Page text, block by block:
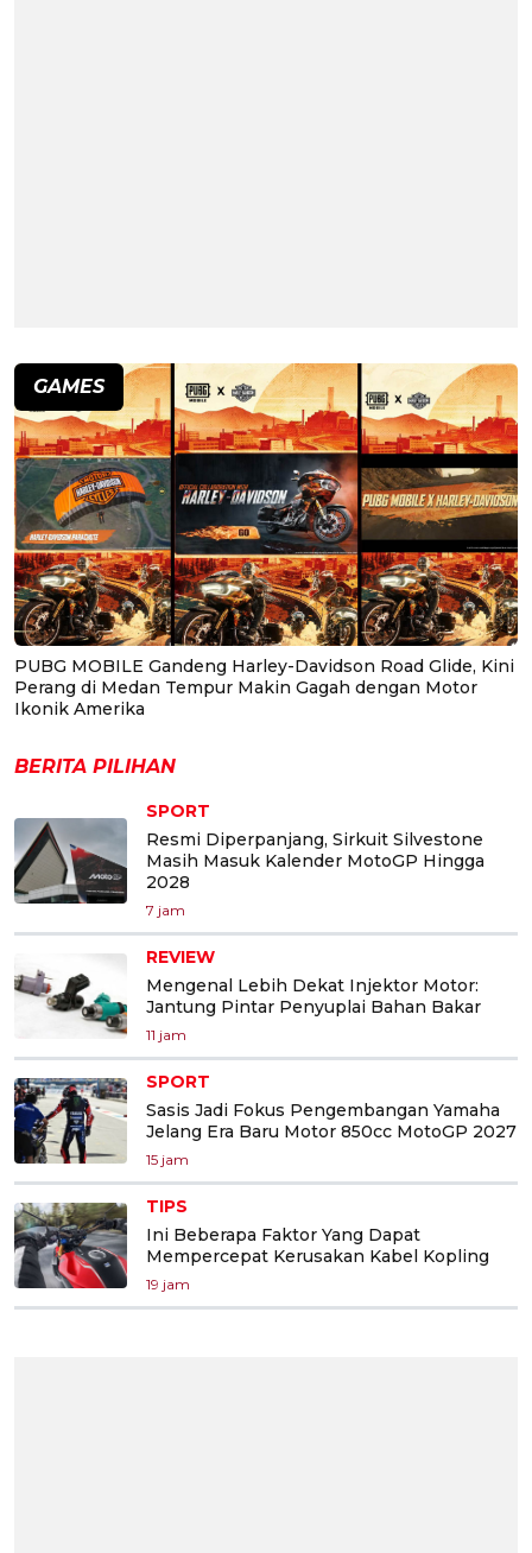
GAMES
PUBG MOBILE Gandeng Harley-Davidson Road Glide, Kini
Perang di Medan Tempur Makin Gagah dengan Motor
Ikonik Amerika
BERITA PILIHAN
SPORT
Resmi Diperpanjang, Sirkuit Silvestone
Masih Masuk Kalender MotoGP Hingga
2028
7 jam
REVIEW
Mengenal Lebih Dekat Injektor Motor:
Jantung Pintar Penyuplai Bahan Bakar
11 jam
SPORT
Sasis Jadi Fokus Pengembangan Yamaha
Jelang Era Baru Motor 850cc MotoGP 2027
15 jam
TIPS
Ini Beberapa Faktor Yang Dapat
Mempercepat Kerusakan Kabel Kopling
19 jam